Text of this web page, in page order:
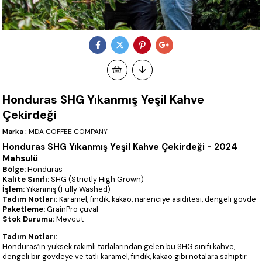
Honduras SHG Yıkanmış Yeşil Kahve
Çekirdeği
Marka : MDA COFFEE COMPANY
Honduras SHG Yıkanmış Yeşil Kahve Çekirdeği - 2024
Mahsulü
Bölge:Honduras
Kalite Sınıfı:SHG (Strictly High Grown)
İşlem:Yıkanmış (Fully Washed)
Tadım Notları:Karamel, fındık, kakao, narenciye asiditesi, dengeli gövde
Paketleme:GrainPro çuval
Stok Durumu:Mevcut
Tadım Notları:
Honduras’ın yüksek rakımlı tarlalarından gelen bu SHG sınıfı kahve,
dengeli bir gövdeye ve tatlı karamel, fındık, kakao gibi notalara sahiptir.